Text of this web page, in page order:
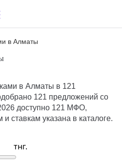
в Алматы
в Алматы в 121
121 предложений со
доступно 121 МФО,
ставкам указана в каталоге.
тнг.